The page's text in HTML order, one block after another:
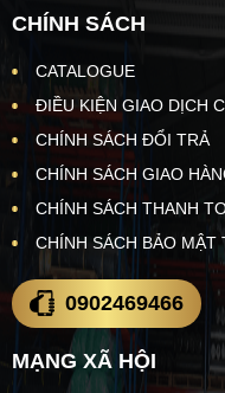
CHÍNH SÁCH
CATALOGUE
ĐIỀU KIỆN GIAO DỊCH
CHÍNH SÁCH ĐỔI TRẢ
CHÍNH SÁCH GIAO
CHÍNH SÁCH THANH
CHÍNH SÁCH BẢO MẬT
0902469466
MẠNG XÃ HỘI